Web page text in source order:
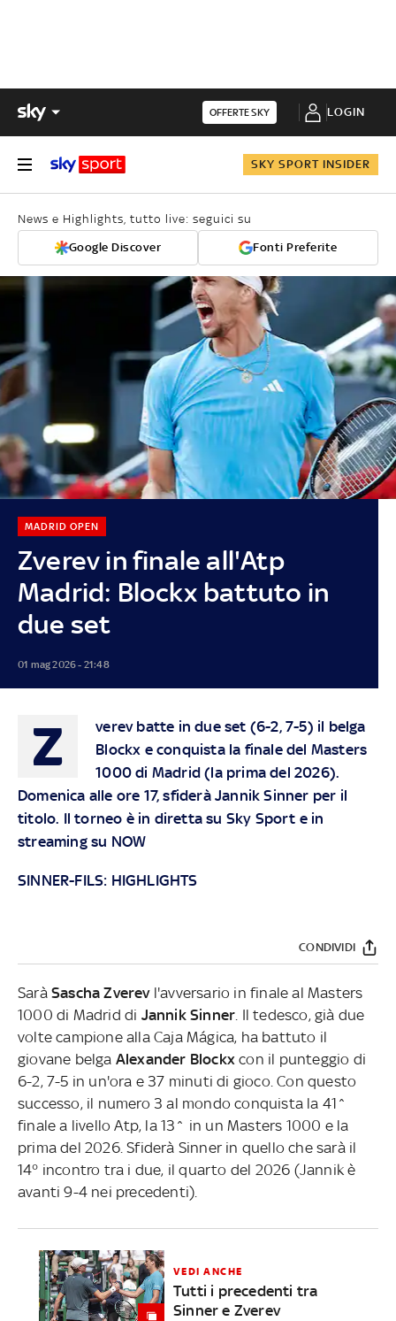
OFFERTE SKY LOGIN
SKY SPORT INSIDER
News e Highlights, tutto live: seguici su
Google Discover Fonti Preferite
Zverev in finale all'Atp
Madrid: Blockx battuto in
due set
MADRID OPEN
01 mag 2026 - 21:48
Z
verev batte in due set (6-2, 7-5) il belga
Blockx e conquista la finale del Masters
1000 di Madrid (la prima del 2026).
Domenica alle ore 17, sfiderà Jannik Sinner per il
titolo. Il torneo è in diretta su Sky Sport e in
streaming su NOW
SINNER-FILS: HIGHLIGHTS
CONDIVIDI
Sarà Sascha Zverevl'avversario in finale al Masters
1000 di Madrid di Jannik Sinner . Il tedesco, già due
volte campione alla Caja Mágica, ha battuto il
giovane belga Alexander Blockx con il punteggio di
6-2, 7-5 in un'ora e 37 minuti di gioco. Con questo
successo, il numero 3 al mondo conquista la 41^
finale a livello Atp, la 13^ in un Masters 1000 e la
prima del 2026. Sfiderà Sinner in quello che sarà il
14° incontro tra i due, il quarto del 2026 (Jannik è
avanti 9-4 nei precedenti).
VEDI ANCHE
Tutti i precedenti tra
Sinner e Zverev